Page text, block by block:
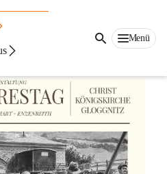
Menü
in Hart